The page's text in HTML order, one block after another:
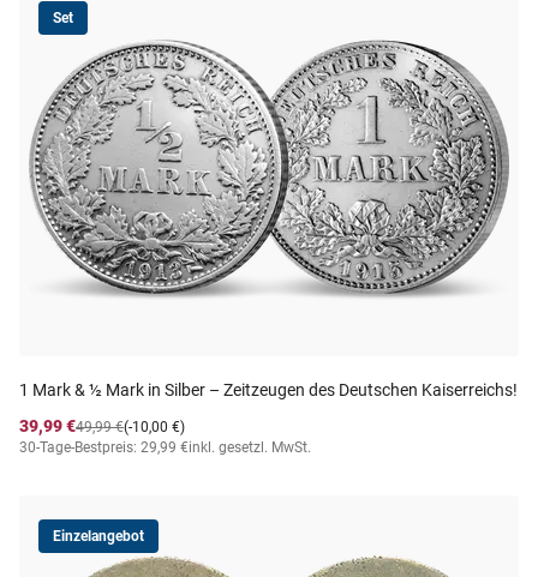
Set
1 Mark & ½ Mark in Silber – Zeitzeugen des Deutschen Kaiserreichs!
39,99 €
(-10,00 €)
49,99 €
30-Tage-Bestpreis: 29,99 €inkl. gesetzl. MwSt.
Einzelangebot